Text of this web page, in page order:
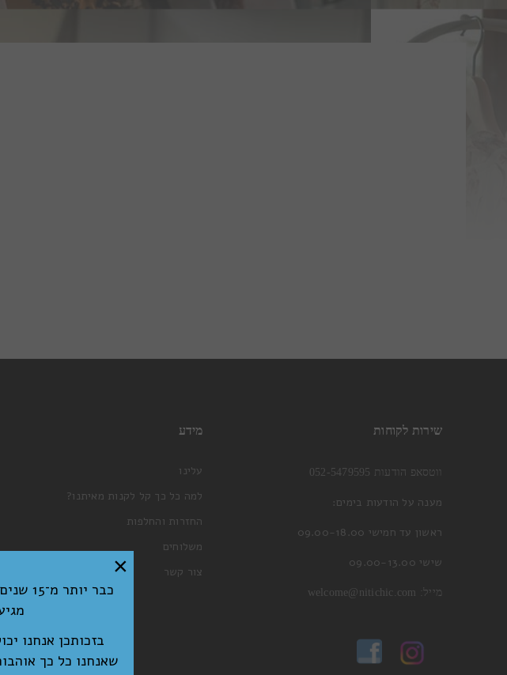
מידע
עלינו
למה כל כך קל לקנות מאיתנו?
החזרות והחלפות
משלוחים
צור קשר
שירות לקוחות
ווטסאפ הודעות 052-5479595
מענה על הודעות בימים:
ראשון עד חמישי 09.00-18.00
שישי 09.00-13.00
מייל: welcome@nitichic.com
כבר
בזכותכן אנחנו
שאנחנו כל כך
×